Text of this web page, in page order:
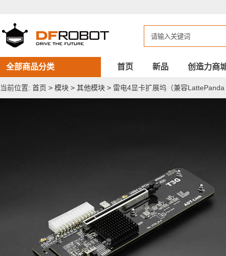
显
卡
扩
展
坞
（兼
容
LattePanda
全部商品分类 首页 新品 创造力商
当前位置: 首页 > 模块 > 其他模块 > 雷电4显卡扩展坞（兼容